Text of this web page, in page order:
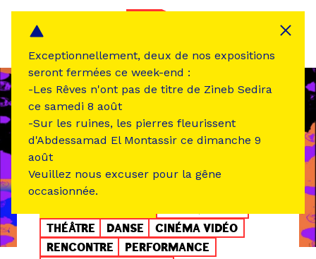
THÉÂTRE
DANSE
CINÉMA VIDÉO
RENCONTRE
PERFORMANCE
Exceptionnellement, deux de nos expositions
seront fermées ce week-end :
-Les Rêves n'ont pas de titre de Zineb Sedira
ce samedi 8 août
-Sur les ruines, les pierres fleurissent
d'Abdessamad El Montassir ce dimanche 9
août
Veuillez nous excuser pour la gêne
occasionnée.
Panneau de gestion des cookies